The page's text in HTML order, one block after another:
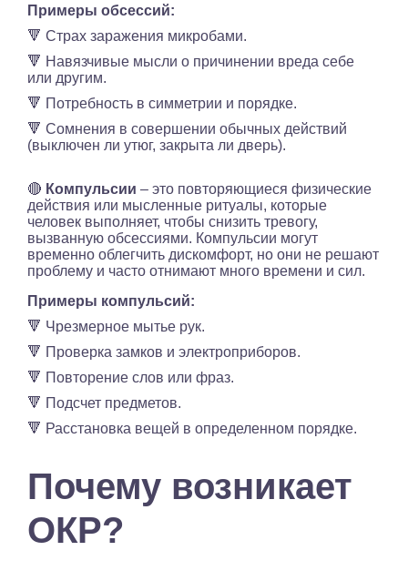
Примеры обсессий:
🔻 Страх заражения микробами.
🔻 Навязчивые мысли о причинении вреда себе
или другим.
🔻 Потребность в симметрии и порядке.
🔻 Сомнения в совершении обычных действий
(выключен ли утюг, закрыта ли дверь).
🔴 Компульсии – это повторяющиеся физические
действия или мысленные ритуалы, которые
человек выполняет, чтобы снизить тревогу,
вызванную обсессиями. Компульсии могут
временно облегчить дискомфорт, но они не решают
проблему и часто отнимают много времени и сил.
Примеры компульсий:
🔻 Чрезмерное мытье рук.
🔻 Проверка замков и электроприборов.
🔻 Повторение слов или фраз.
🔻 Подсчет предметов.
🔻 Расстановка вещей в определенном порядке.
Почему возникает
ОКР?